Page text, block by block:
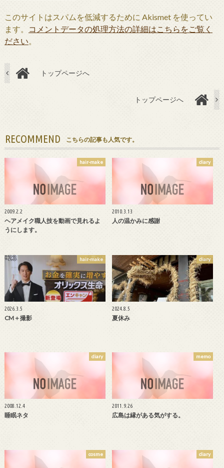
このサイトはスパムを低減するために Akismet を使ってい
ます。
コメントデータの処理方法の詳細はこちらをご覧く
ださい。
トップページへ
トップページへ
RECOMMEND こちらの記事も人気です。
hair-make
2009.2.2
ヘアメイク職人技を動画で見れるよ
うにします。
diary
2010.3.13
人の温かみに感謝
hair-make
2026.3.5
CM＋撮影
diary
2024.8.5
夏休み
diary
2008.12.4
睡眠ネタ
memo
2011.9.26
広島は縁がある気がする。
cosme diary